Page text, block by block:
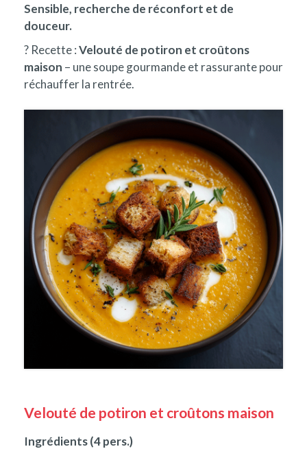
Sensible, recherche de réconfort et de
douceur.
? Recette :Velouté de potiron et croûtons
maison – une soupe gourmande et rassurante pour
réchauffer la rentrée.
Velouté de potiron et croûtons maison
Ingrédients (4 pers.)